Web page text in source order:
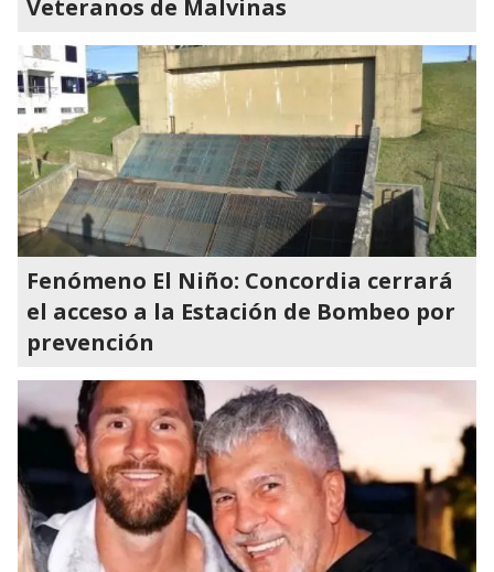
Veteranos de Malvinas
Fenómeno El Niño: Concordia cerrará
el acceso a la Estación de Bombeo por
prevención